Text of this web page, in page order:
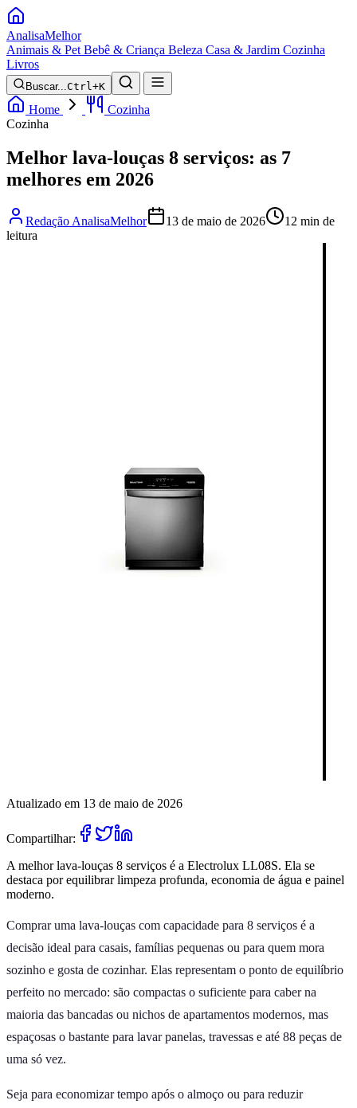
AnalisaMelhor
Animais & Pet Bebê & Criança Beleza Casa & Jardim Cozinha
Livros
Buscar...Ctrl+K
Home
Cozinha
Cozinha
Melhor lava-louças 8 serviços: as 7
melhores em 2026
Redação AnalisaMelhor 13 de maio de 2026
12 min de
leitura
Atualizado em 13 de maio de 2026
Compartilhar:
A melhor lava-louças 8 serviços é a Electrolux LL08S. Ela se
destaca por equilibrar limpeza profunda, economia de água e painel
moderno.
Comprar uma lava-louças com capacidade para 8 serviços é a
decisão ideal para casais, famílias pequenas ou para quem mora
sozinho e gosta de cozinhar. Elas representam o ponto de equilíbrio
perfeito no mercado: são compactas o suficiente para caber na
maioria das bancadas ou nichos de apartamentos modernos, mas
espaçosas o bastante para lavar panelas, travessas e até 88 peças de
uma só vez.
Seja para economizar tempo após o almoço ou para reduzir